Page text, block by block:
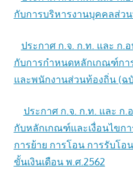
กับการบริหารงานบุคคลส่ว
ประกาศ ก.จ. ก.ท. และ ก.
กับการกำหนดหลักเกณฑ์กา
และพนักงานส่วนท้องถิ่น (ฉ
ประกาศ ก.จ. ก.ท. และ ก.
กับหลักเกณฑ์และเงื่อนไขก
การย้าย การโอน การรับโอ
ขั้นเงินเดือน พ.ศ.2562